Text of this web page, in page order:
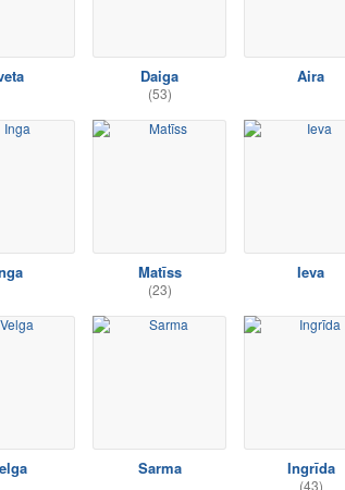
Daiga
(53)
Aira
Matīss
(23)
Ieva
Sarma Ingrīda
(43)